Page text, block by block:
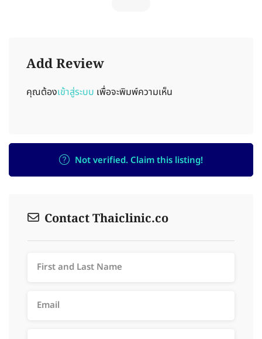
Add Review
คุณต้องเข้าสู่ระบบ เพื่อจะพิมพ์ความเห็น
Not verified. Claim this listing!
Contact Thaiclinic.co